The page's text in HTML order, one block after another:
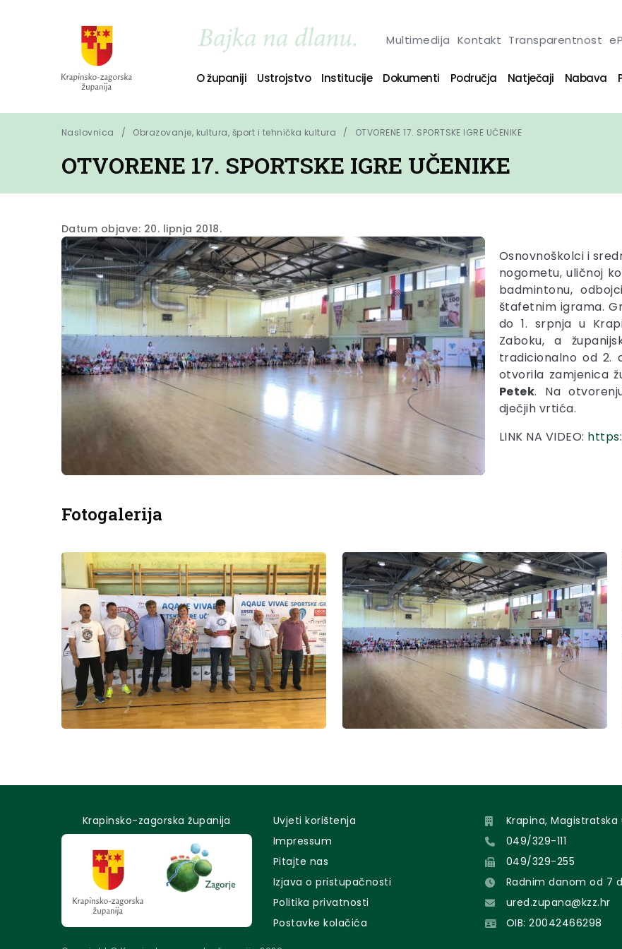
Multimedija Kontakt Transparentnost
O županiji Ustrojstvo Institucije Dokumenti Područja Natječaji Nabava
Naslovnica Obrazovanje, kultura, šport i tehnička kultura OTVORENE 17. SPORTSKE IGRE UČENIKE
OTVORENE 17. SPORTSKE IGRE UČENIKE
Datum objave: 20. lipnja 2018.
Osnovnoškolci i
nogometu, uličnoj
badmintonu,
štafetnim igrama.
do 1. srpnja u
Zaboku, a
tradicionalno od 2.
otvorila zamjenica
Petek. Na
dječjih vrtića.
LINK NA VIDEO:
Fotogalerija
Krapinsko-zagorska županija
Uvjeti korištenja
Impressum
Pitajte nas
Izjava o pristupačnosti
Politika privatnosti
Postavke kolačića
Krapina, Magistratska
049/329-111
049/329-255
Radnim danom od 7
ured.zupana@kzz.hr
OIB: 20042466298